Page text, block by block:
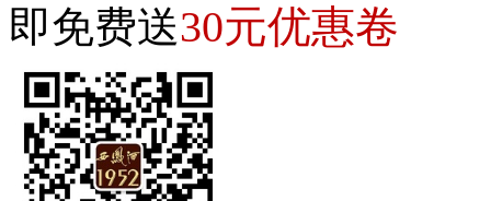
即免费送30元优惠卷